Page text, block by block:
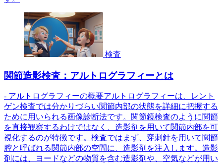
検査
関節造影検査：アルトログラフィーとは
- アルトログラフィーの概要アルトログラフィーは、レント
ゲン検査では分かりづらい関節内部の状態を詳細に把握する
ために用いられる画像診断法です。関節鏡検査のように関節
を直接観察するわけではなく、造影剤を用いて関節内部を可
視化するのが特徴です。検査ではまず、穿刺針を用いて関節
腔と呼ばれる関節内部の空間に、造影剤を注入します。造影
剤には、ヨードなどの物質を含む造影剤や、空気などが用い